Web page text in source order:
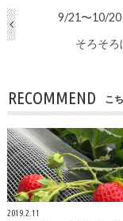
9/21〜10/
そろそろ
RECOMMEND こ
2019.2.11